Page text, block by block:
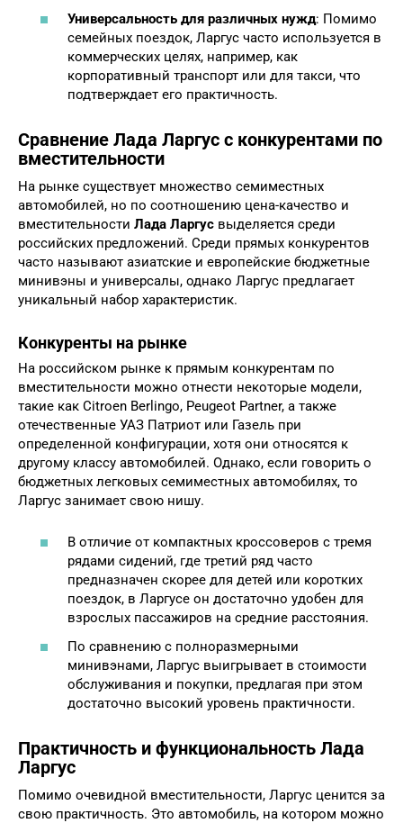
Универсальность для различных нужд: Помимо
семейных поездок, Ларгус часто используется в
коммерческих целях, например, как
корпоративный транспорт или для такси, что
подтверждает его практичность.
Сравнение Лада Ларгус с конкурентами по
вместительности
На рынке существует множество семиместных
автомобилей, но по соотношению цена-качество и
вместительности Лада Ларгус выделяется среди
российских предложений. Среди прямых конкурентов
часто называют азиатские и европейские бюджетные
минивэны и универсалы, однако Ларгус предлагает
уникальный набор характеристик.
Конкуренты на рынке
На российском рынке к прямым конкурентам по
вместительности можно отнести некоторые модели,
такие как Citroen Berlingo, Peugeot Partner, а также
отечественные УАЗ Патриот или Газель при
определенной конфигурации, хотя они относятся к
другому классу автомобилей. Однако, если говорить о
бюджетных легковых семиместных автомобилях, то
Ларгус занимает свою нишу.
В отличие от компактных кроссоверов с тремя
рядами сидений, где третий ряд часто
предназначен скорее для детей или коротких
поездок, в Ларгусе он достаточно удобен для
взрослых пассажиров на средние расстояния.
По сравнению с полноразмерными
минивэнами, Ларгус выигрывает в стоимости
обслуживания и покупки, предлагая при этом
достаточно высокий уровень практичности.
Практичность и функциональность Лада
Ларгус
Помимо очевидной вместительности, Ларгус ценится за
свою практичность. Это автомобиль, на котором можно